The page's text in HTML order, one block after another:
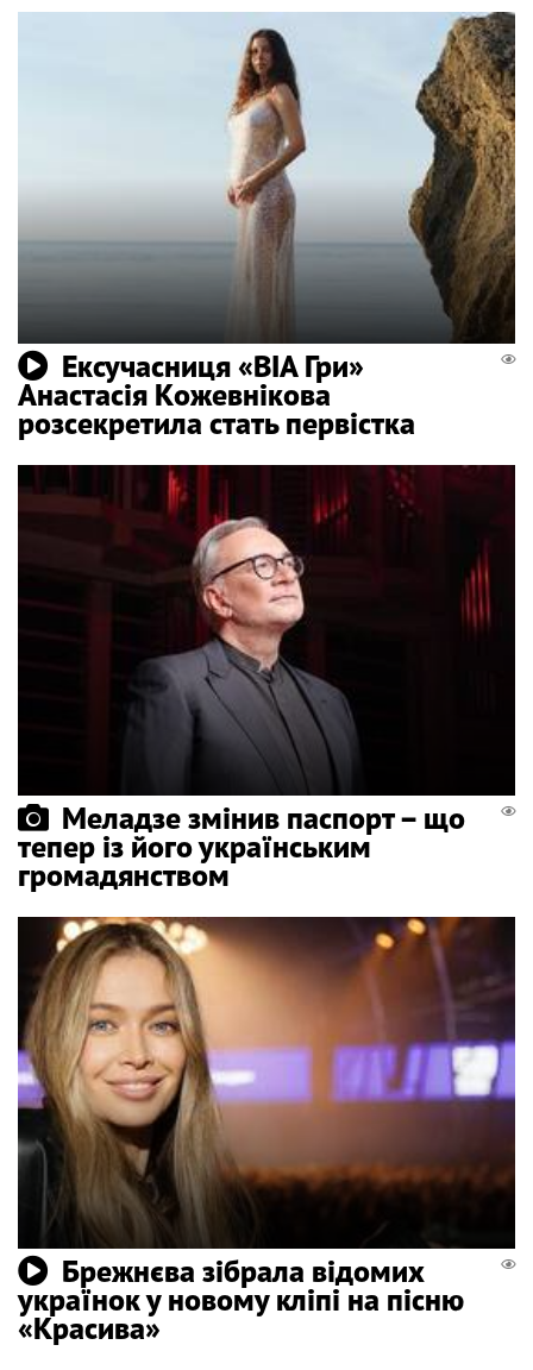
Ексучасниця «ВІА Гри»
Анастасія Кожевнікова
розсекретила стать первістка
Меладзе змінив паспорт – що
тепер із його українським
громадянством
Брежнєва зібрала відомих
українок у новому кліпі на пісню
«Красива»